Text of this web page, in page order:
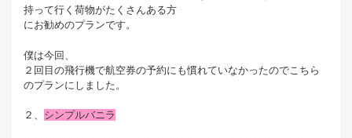
持って行く荷物がたくさんある方
にお勧めのプランです。
僕は今回、
２回目の飛行機で航空券の予約にも慣れていなかったのでこちら
のプランにしました。
２、 シンプルバニラ